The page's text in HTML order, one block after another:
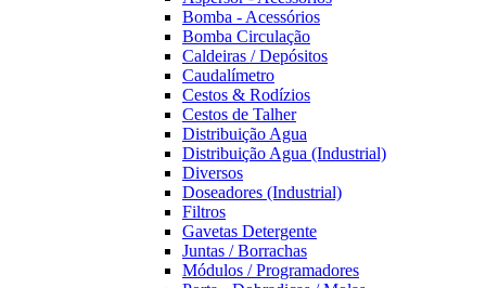
Bomba - Acessórios
Bomba Circulação
Caldeiras / Depósitos
Caudalímetro
Cestos & Rodízios
Cestos de Talher
Distribuição Agua
Distribuição Agua (Industrial)
Diversos
Doseadores (Industrial)
Filtros
Gavetas Detergente
Juntas / Borrachas
Módulos / Programadores